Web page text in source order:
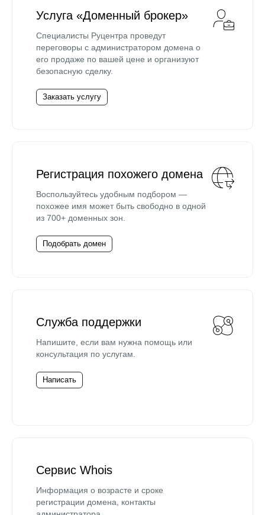
Услуга «Доменный брокер»
Специалисты Руцентра проведут
переговоры с администратором домена о
его продаже по вашей цене и организуют
безопасную сделку.
Заказать услугу
Регистрация похожего домена
Воспользуйтесь удобным подбором —
похожее имя может быть свободно в одной
из 700+ доменных зон.
Подобрать домен
Служба поддержки
Напишите, если вам нужна помощь или
консультация по услугам.
Написать
Сервис Whois
Информация о возрасте и сроке
регистрации домена, контакты